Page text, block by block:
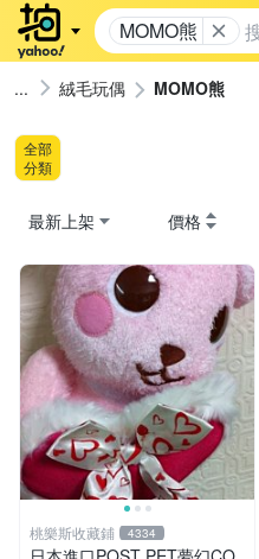
MOMO熊
絨毛玩偶 MOMO熊
全部
分類
最新上架 價格
桃樂斯收藏鋪 4334